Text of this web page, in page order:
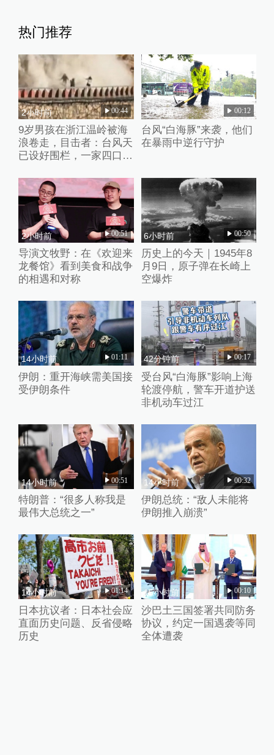
热门推荐
2小时前 00:44
9岁男孩在浙江温岭被海
浪卷走，目击者：台风天
已设好围栏，一家四口翻
1小时前 00:12
台风“白海豚”来袭，他们
在暴雨中逆行守护
2小时前 00:51
导演文牧野：在《欢迎来
龙餐馆》看到美食和战争
的相遇和对称
6小时前 00:50
历史上的今天｜1945年8
月9日，原子弹在长崎上
空爆炸
14小时前 01:11
伊朗：重开海峡需美国接
受伊朗条件
42分钟前 00:17
受台风“白海豚”影响上海
轮渡停航，警车开道护送
非机动车过江
14小时前 00:51
特朗普：“很多人称我是
最伟大总统之一”
14小时前 00:32
伊朗总统：“敌人未能将
伊朗推入崩溃”
14小时前 01:14
日本抗议者：日本社会应
直面历史问题、反省侵略
历史
15小时前 00:10
沙巴土三国签署共同防务
协议，约定一国遇袭等同
全体遭袭